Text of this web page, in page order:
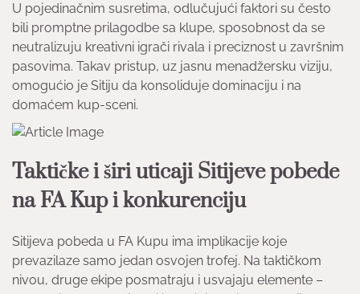
U pojedinačnim susretima, odlučujući faktori su često
bili promptne prilagodbe sa klupe, sposobnost da se
neutralizuju kreativni igrači rivala i preciznost u završnim
pasovima. Takav pristup, uz jasnu menadžersku viziju,
omogućio je Sitiju da konsoliduje dominaciju i na
domaćem kup-sceni.
Taktičke i širi uticaji Sitijeve pobede
na FA Kup i konkurenciju
Sitijeva pobeda u FA Kupu ima implikacije koje
prevazilaze samo jedan osvojen trofej. Na taktičkom
nivou, druge ekipe posmatraju i usvajaju elemente –